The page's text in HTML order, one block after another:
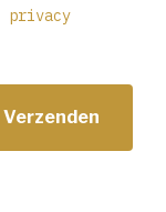
privacy